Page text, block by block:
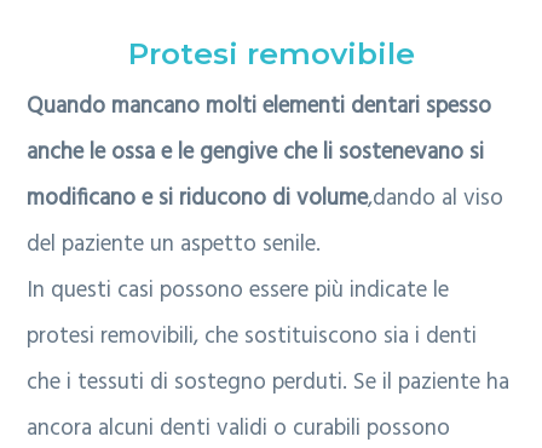
Protesi removibile
Quando mancano molti elementi dentari spesso
anche le ossa e le gengive che li sostenevano si
modificano e si riducono di volume,dando al viso
del paziente un aspetto senile.
In questi casi possono essere più indicate le
protesi removibili, che sostituiscono sia i denti
che i tessuti di sostegno perduti. Se il paziente ha
ancora alcuni denti validi o curabili possono